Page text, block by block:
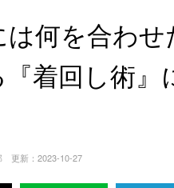
は何を合わ
着回し術』
更新： 2023-10-27